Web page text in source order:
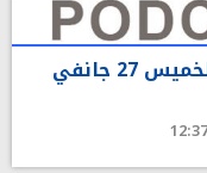
نشرة أخبار السابعة صباحا ليوم الخميس 27 جانفي